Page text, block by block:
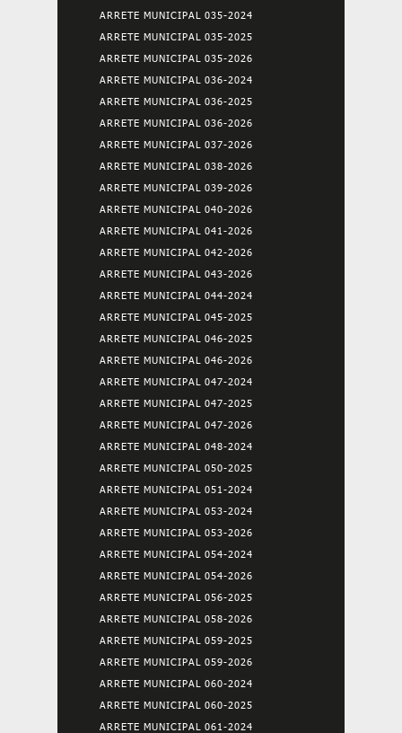
ARRETE MUNICIPAL 035-2024
ARRETE MUNICIPAL 035-2025
ARRETE MUNICIPAL 035-2026
ARRETE MUNICIPAL 036-2024
ARRETE MUNICIPAL 036-2025
ARRETE MUNICIPAL 036-2026
ARRETE MUNICIPAL 037-2026
ARRETE MUNICIPAL 038-2026
ARRETE MUNICIPAL 039-2026
ARRETE MUNICIPAL 040-2026
ARRETE MUNICIPAL 041-2026
ARRETE MUNICIPAL 042-2026
ARRETE MUNICIPAL 043-2026
ARRETE MUNICIPAL 044-2024
ARRETE MUNICIPAL 045-2025
ARRETE MUNICIPAL 046-2025
ARRETE MUNICIPAL 046-2026
ARRETE MUNICIPAL 047-2024
ARRETE MUNICIPAL 047-2025
ARRETE MUNICIPAL 047-2026
ARRETE MUNICIPAL 048-2024
ARRETE MUNICIPAL 050-2025
ARRETE MUNICIPAL 051-2024
ARRETE MUNICIPAL 053-2024
ARRETE MUNICIPAL 053-2026
ARRETE MUNICIPAL 054-2024
ARRETE MUNICIPAL 054-2026
ARRETE MUNICIPAL 056-2025
ARRETE MUNICIPAL 058-2026
ARRETE MUNICIPAL 059-2025
ARRETE MUNICIPAL 059-2026
ARRETE MUNICIPAL 060-2024
ARRETE MUNICIPAL 060-2025
ARRETE MUNICIPAL 061-2024